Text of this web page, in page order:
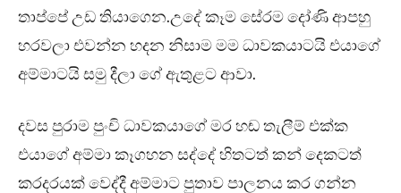
තාප්පේ උඩ තියාගෙන.උදේ කෑම සේරම දෝණි ආපහු
හරවලා එවන්න හදන නිසාම මම ධාවකයාටයි එයාගේ
අම්මාටයි සමු දීලා ගේ ඇතුළට ආවා.
දවස පුරාම පුංචි ධාවකයාගේ මර හඬ තැලීම් එක්ක
එයාගේ අම්මා කෑගහන සද්දේ හිතටත් කන් දෙකටත්
කරදරයක් වෙද්දී අම්මාට පුතාව පාලනය කර ගන්න